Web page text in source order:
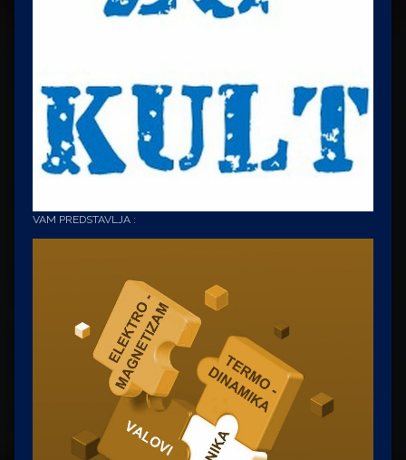
VAM PREDSTAVLJA :